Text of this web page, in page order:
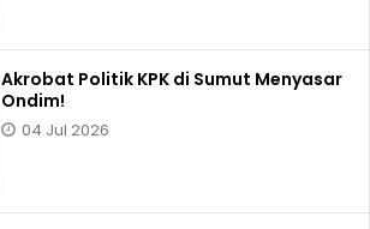
Akrobat Politik KPK di Sumut Menyasar
Ondim!
04 Jul 2026